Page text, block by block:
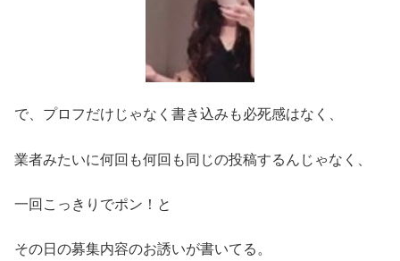
で、プロフだけじゃなく書き込みも必死感はなく、
業者みたいに何回も何回も同じの投稿するんじゃなく、
一回こっきりでポン！と
その日の募集内容のお誘いが書いてる。